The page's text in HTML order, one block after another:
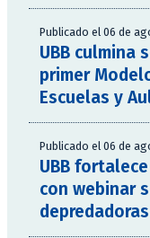
Publicado el 06 de
UBB culmina
primer
Escuelas y
Publicado el 06 de
UBB
con webinar
depredadoras